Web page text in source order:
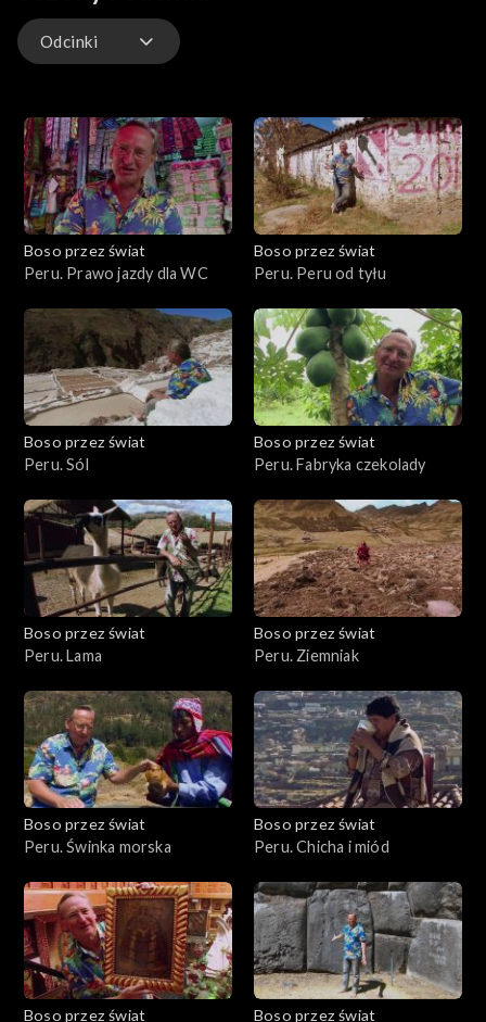
Odcinki
Boso przez świat
Peru. Prawo jazdy dla WC
Boso przez świat
Peru. Peru od tyłu
Boso przez świat
Peru. Sól
Boso przez świat
Peru. Fabryka czekolady
Boso przez świat
Peru. Lama
Boso przez świat
Peru. Ziemniak
Boso przez świat
Peru. Świnka morska
Boso przez świat
Peru. Chicha i miód
Boso przez świat
Boso przez świat